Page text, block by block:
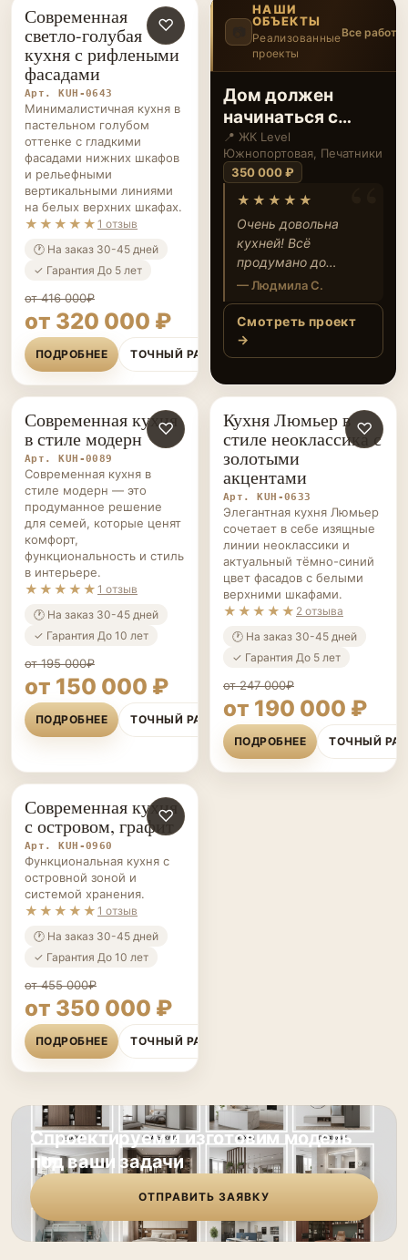
КУХНИ НА ЗАКАЗ ♡
Современная
светло-голубая
кухня с рифлеными
фасадами
Арт. KUH-0643
Минималистичная кухня в
пастельном голубом
оттенке с гладкими
фасадами нижних шкафов
и рельефными
вертикальными линиями
на белых верхних шкафах.
★★★★★ 1 отзыв
🕐 На заказ 30-45 дней
✓ Гарантия До 5 лет
от 416 000₽
от 320 000 ₽
ПОДРОБНЕЕ ТОЧНЫЙ РАСЧЁТ
НАШИ
ОБЪЕКТЫ
Реализованные
проекты
Все
‹ ›
Привет, друзья
📍 ЖК Акценты, Западное
Дегунино
350 000 ₽
★★★★★
Очень понравился
подход и внимание к
деталям! Кухня
получилась уютной и
удобной, готовить
удовольствие.
Спасибо ЭкоЛюкс за
реализацию всех
— Анна К.
→
КУХНИ НА ЗАКАЗ ♡
Современная кухня
в стиле модерн
Арт. KUH-0089
Современная кухня в
стиле модерн — это
продуманное решение
для семей, которые ценят
комфорт,
функциональность и стиль
в интерьере.
★★★★★ 1 отзыв
🕐 На заказ 30-45 дней
✓ Гарантия До 10 лет
от 195 000₽
от 150 000 ₽
ПОДРОБНЕЕ ТОЧНЫЙ РАСЧЁТ
КУХНИ НА ЗАКАЗ ♡
Кухня Люмьер в
стиле неоклассика с
золотыми
акцентами
Арт. KUH-0633
Элегантная кухня Люмьер
сочетает в себе изящные
линии неоклассики и
актуальный тёмно-синий
цвет фасадов с белыми
верхними шкафами.
★★★★★ 2 отзыва
🕐 На заказ 30-45 дней
✓ Гарантия До 5 лет
от 247 000₽
от 190 000 ₽
ПОДРОБНЕЕ ТОЧНЫЙ
КУХНИ НА ЗАКАЗ ♡
Современная кухня
с островом, графит
Арт. KUH-0960
Функциональная кухня с
островной зоной и
системой хранения.
★★★★★ 1 отзыв
🕐 На заказ 30-45 дней
✓ Гарантия До 10 лет
от 455 000₽
от 350 000 ₽
ПОДРОБНЕЕ ТОЧНЫЙ РАСЧЁТ
Спроектируем и изготовим модель
под ваши задачи
ОТПРАВИТЬ ЗАЯВКУ